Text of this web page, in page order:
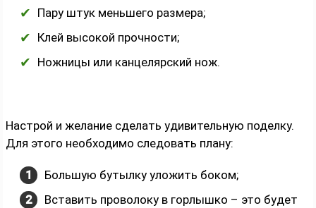
Пару штук меньшего размера;
Клей высокой прочности;
Ножницы или канцелярский нож.
Настрой и желание сделать удивительную поделку.
Для этого необходимо следовать плану:
Большую бутылку уложить боком;
Вставить проволоку в горлышко – это будет